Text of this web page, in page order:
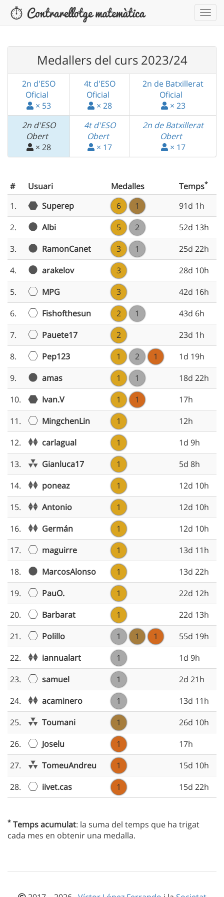
Medallers del curs 2023/24
2n d'ESO
Oficial
× 53
4t d'ESO
Oficial
× 28
2n de Batxillerat
Oficial
× 23
2n d'ESO
Obert
× 28
4t d'ESO
Obert
× 17
2n de Batxillerat
Obert
× 17
# Usuari Medalles Temps*
1. Superep 6 1
91d 1h
2.
Albi 5 2
52d 13h
3.
RamonCanet 3 1
25d 22h
4.
arakelov 3
28d 10h
5.
MPG 3
42d 16h
6.
Fishofthesun 2 1
43d 6h
7.
Pauete17 2
23d 1h
8.
Pep123 1 2 1
1d 19h
9.
amas 1 1
18d 22h
10.
Ivan.V 1 1
17h
11.
MingchenLin 1
12h
12.
carlagual 1
1d 9h
13.
Gianluca17 1
5d 8h
14.
poneaz 1
12d 10h
15.
Antonio 1
12d 10h
16.
Germán 1
12d 10h
17.
maguirre 1
13d 11h
18.
MarcosAlonso 1
13d 22h
19.
PauO. 1
22d 12h
20.
Barbarat 1
22d 13h
21.
Polillo 1 1 1
55d 19h
22.
iannualart 1
1d 9h
23.
samuel 1
2d 21h
24.
acaminero 1
13d 11h
25.
Toumani 1
26d 10h
26.
Joselu 1
17h
27.
TomeuAndreu 1
15d 10h
28.
iivet.cas 1 15d 22h
* Temps acumulat: la suma del temps que ha trigat
cada mes en obtenir una medalla.